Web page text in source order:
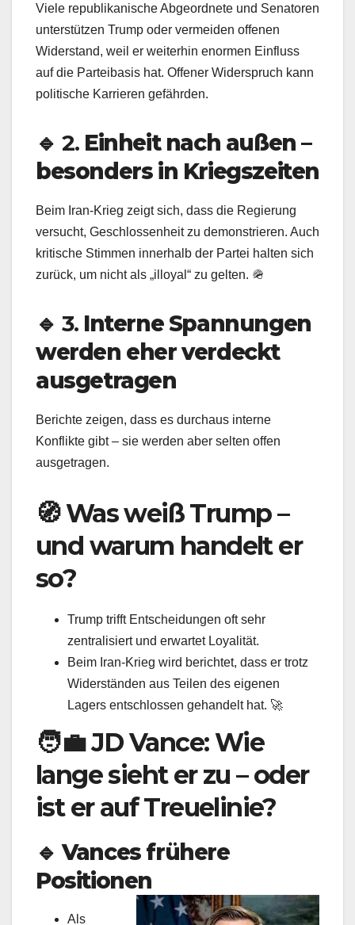
Viele republikanische Abgeordnete und Senatoren
unterstützen Trump oder vermeiden offenen
Widerstand, weil er weiterhin enormen Einfluss
auf die Parteibasis hat. Offener Widerspruch kann
politische Karrieren gefährden.
🔹 2. Einheit nach außen –
besonders in Kriegszeiten
Beim Iran‑Krieg zeigt sich, dass die Regierung
versucht, Geschlossenheit zu demonstrieren. Auch
kritische Stimmen innerhalb der Partei halten sich
zurück, um nicht als „illoyal“ zu gelten. 🪖
🔹 3. Interne Spannungen
werden eher verdeckt
ausgetragen
Berichte zeigen, dass es durchaus interne
Konflikte gibt – sie werden aber selten offen
ausgetragen.
🧭 Was weiß Trump –
und warum handelt er
so?
Trump trifft Entscheidungen oft sehr
zentralisiert und erwartet Loyalität.
Beim Iran‑Krieg wird berichtet, dass er trotz
Widerständen aus Teilen des eigenen
Lagers entschlossen gehandelt hat. 🚀
🧑‍💼 JD Vance: Wie
lange sieht er zu – oder
ist er auf Treuelinie?
🔹Vances frühere
Positionen
Als